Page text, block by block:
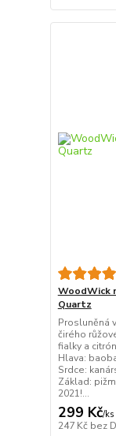
WoodWick
Quartz
Prosluněná
čirého
fialky a
Hlava:
Srdce:
Základ:
2021!...
299 Kč/ks
247 Kč bez